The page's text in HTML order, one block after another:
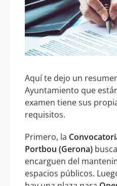
Aquí te dejo un
Ayuntamiento que
examen tiene sus
requisitos.
Primero, la
Portbou (Gerona)
encarguen del
espacios públicos.